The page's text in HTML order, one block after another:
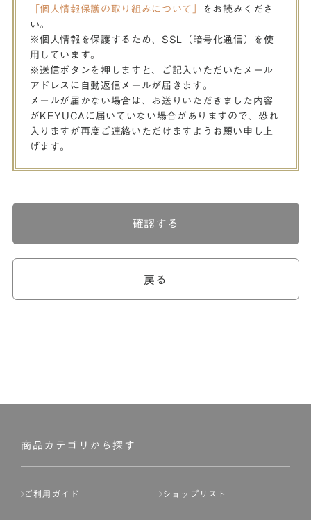
「個人情報保護の取り組みについて」
をお読みくださ
い。
※個人情報を保護するため、SSL（暗号化通信）を使
用しています。
※送信ボタンを押しますと、ご記入いただいたメール
アドレスに自動返信メールが届きます。
メールが届かない場合は、お送りいただきました内容
がKEYUCAに届いていない場合がありますので、恐れ
入りますが再度ご連絡いただけますようお願い申し上
げます。
戻る
確認する
商品カテゴリから探す
ご利用ガイド ショップリスト